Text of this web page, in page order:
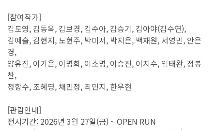
[참여작가]
김도영, 김동욱, 김보경, 김수아, 김승기, 김아야(김수연),
김예슬, 김현지, 노현주, 박미서, 박지은, 백재원, 서영민, 안은
경,
양유진, 이기은, 이명희, 이소명, 이승진, 이지수, 임태완, 정봉
찬,
정항수, 조혜영, 채민정, 최민지, 한우현
[관람안내]
전시기간: 2026년 3월 27일(금) ~ OPEN RUN